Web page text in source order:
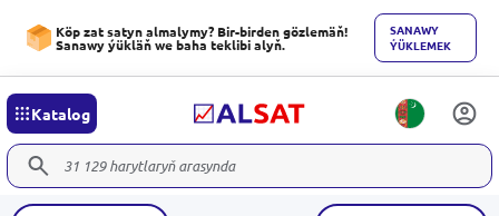
Köp zat satyn almalymy? Bir-birden gözlemäň!
Sanawy ýükläň we baha teklibi alyň.
SANAWY
ÝÜKLEMEK
Katalog